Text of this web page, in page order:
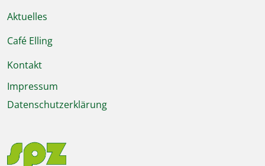
Aktuelles
Café Elling
Kontakt
Impressum
Datenschutzerklärung